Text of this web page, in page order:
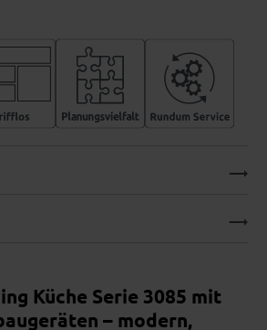
Küche Serie 3085 mit
– modern,